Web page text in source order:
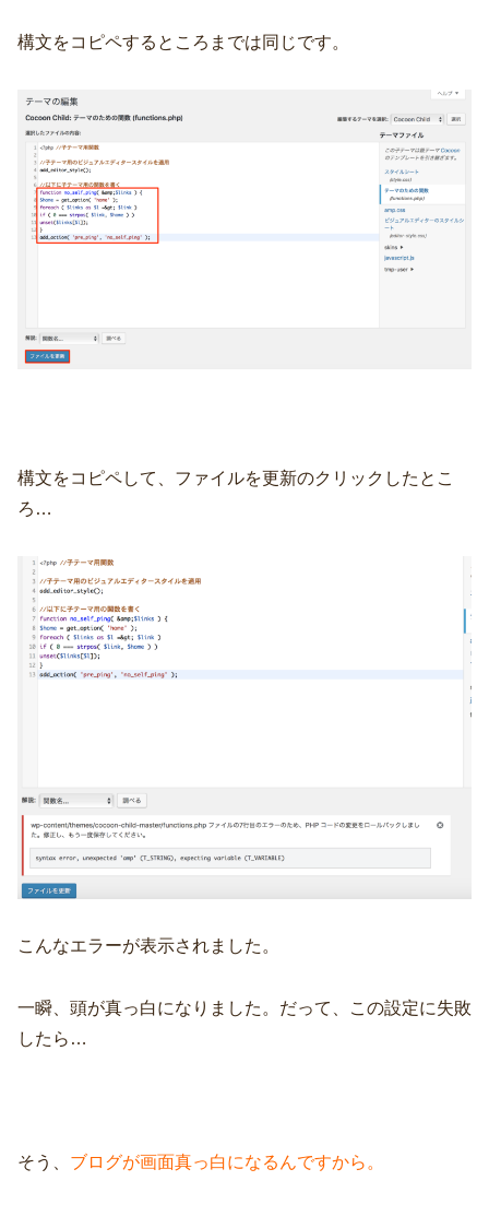
構文をコピペするところまでは同じです。
構文をコピペして、ファイルを更新のクリックしたとこ
ろ…
こんなエラーが表示されました。
一瞬、頭が真っ白になりました。だって、この設定に失敗
したら…
そう、 ブログが画面真っ白になるんですから。